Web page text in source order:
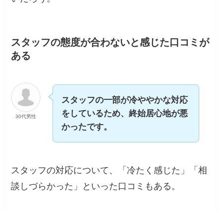
スタッフの態度が合わないと感じた口コミが
ある
30代男性
スタッフの一部が冷ややかな対応
をしているため、終始居心地が悪
かったです。
スタッフの対応について、「冷たく感じた」「相
談しづらかった」といった口コミもある。